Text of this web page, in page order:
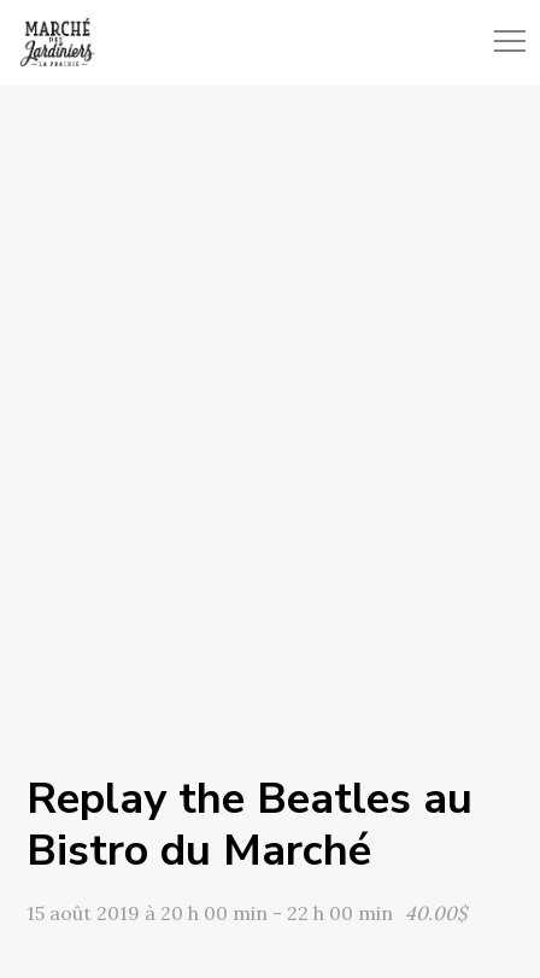
Replay the Beatles au
Bistro du Marché
15 août 2019 à 20 h 00 min - 22 h 00 min 40.00$